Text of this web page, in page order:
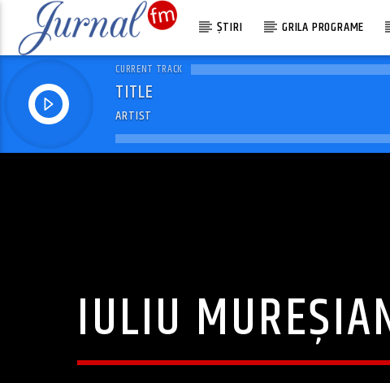
ȘTIRI GRILA PROGRAME
CURRENT TRACK
TITLE
ARTIST
IULIU